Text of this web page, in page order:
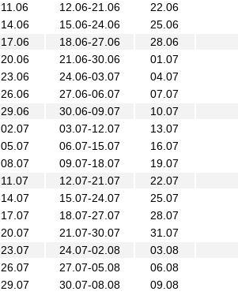
11.06
12.06-21.06
22.06
14.06
15.06-24.06
25.06
17.06
18.06-27.06
28.06
20.06
21.06-30.06
01.07
23.06
24.06-03.07
04.07
26.06
27.06-06.07
07.07
29.06
30.06-09.07
10.07
02.07
03.07-12.07
13.07
05.07
06.07-15.07
16.07
08.07
09.07-18.07
19.07
11.07
12.07-21.07
22.07
14.07
15.07-24.07
25.07
17.07
18.07-27.07
28.07
20.07
21.07-30.07
31.07
23.07
24.07-02.08
03.08
26.07
27.07-05.08
06.08
29.07
30.07-08.08
09.08